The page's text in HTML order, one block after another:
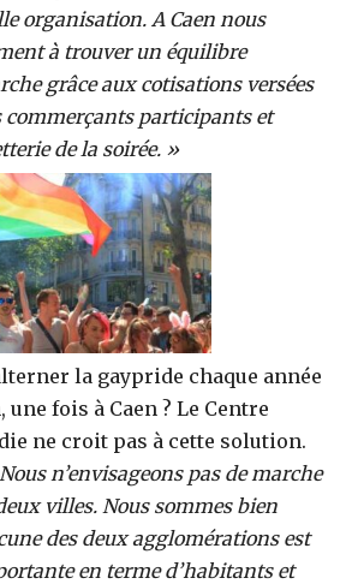
organisation. A Caen nous
à trouver un équilibre
grâce aux cotisations versées
commerçants participants et
de la soirée. »
la gaypride chaque année
une fois à Caen ? Le Centre
ne croit pas à cette solution.
n’envisageons pas de marche
villes. Nous sommes bien
des deux agglomérations est
en terme d’habitants et